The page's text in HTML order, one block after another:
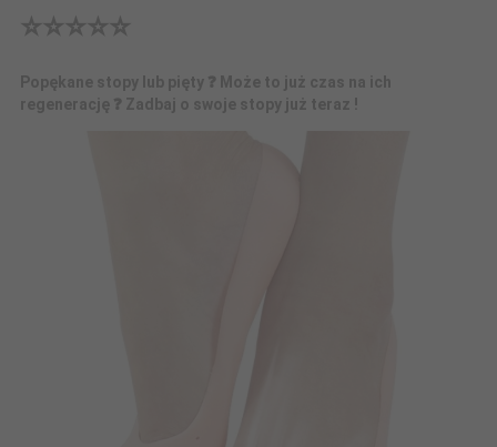
⭐⭐⭐⭐⭐
Popękane stopy lub pięty ❓ Może to już czas na ich
regenerację ❓ Zadbaj o swoje stopy już teraz !